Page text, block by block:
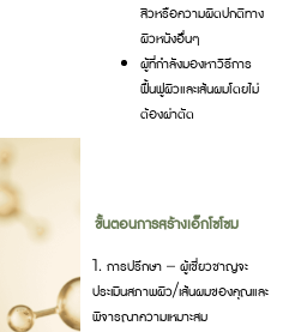
สิวหรือความผิดปกติทาง
ผิวหนังอื่นๆ
ผู้ที่กำลังมองหาวิธีการ
ฟื้นฟูผิวและเส้นผมโดยไม่
ต้องผ่าตัด
ขั้นตอนการสร้างเอ็กโซโซม
1. การปรึกษา – ผู้เชี่ยวชาญจะ
ประเมินสภาพผิว/เส้นผมของคุณและ
พิจารณาความเหมาะสม